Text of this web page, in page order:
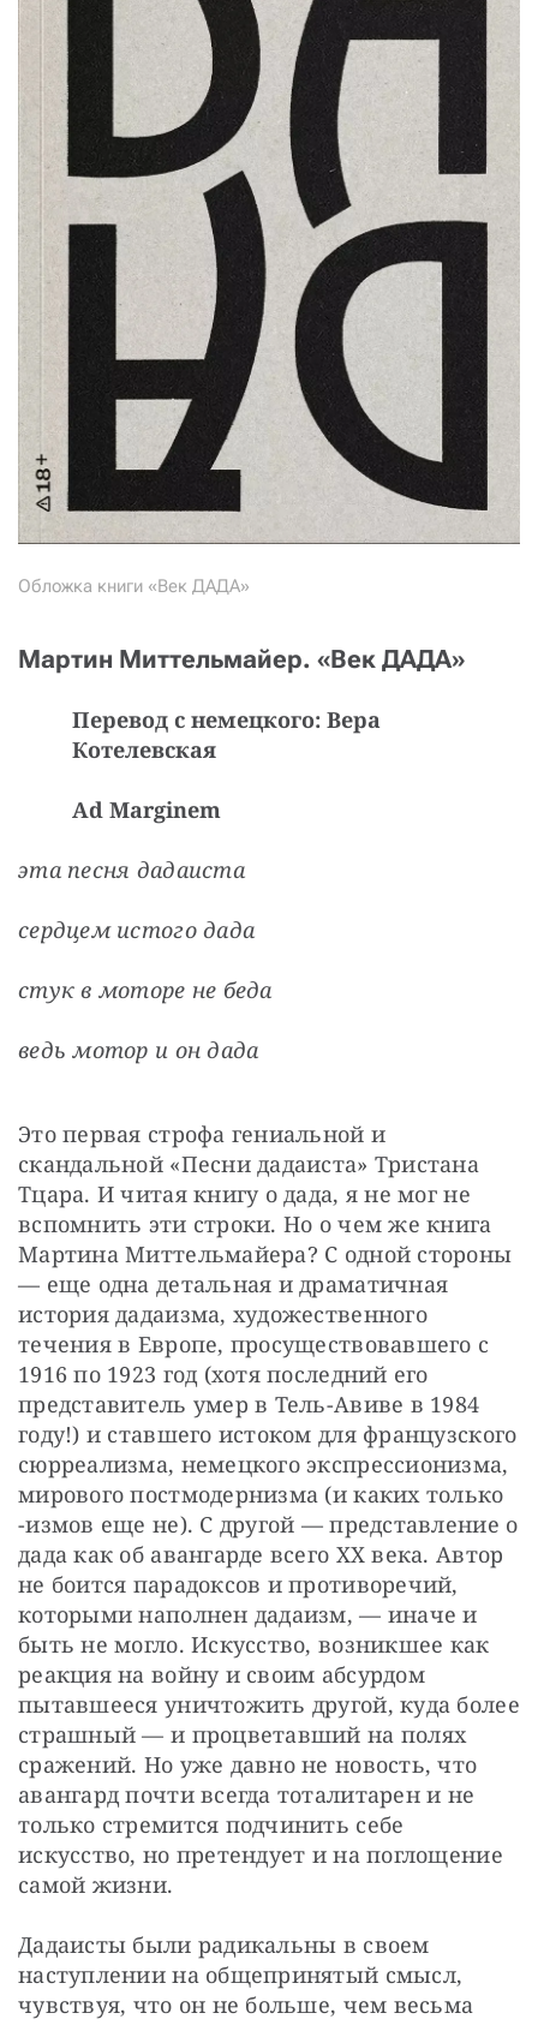
Обложка книги «Век ДАДА»
Мартин Миттельмайер. «Век ДАДА»
Перевод с немецкого: Вера
Котелевская
Ad Marginem
эта песня дадаиста
сердцем истого дада
стук в моторе не беда
ведь мотор и он дада
Это первая строфа гениальной и
скандальной «Песни дадаиста» Тристана
Тцара. И читая книгу о дада, я не мог не
вспомнить эти строки. Но о чем же книга
Мартина Миттельмайера? С одной стороны
— еще одна детальная и драматичная
история дадаизма, художественного
течения в Европе, просуществовавшего с
1916 по 1923 год (хотя последний его
представитель умер в Тель-Авиве в 1984
году!) и ставшего истоком для французского
сюрреализма, немецкого экспрессионизма,
мирового постмодернизма (и каких только
-измов еще не). С другой — представление о
дада как об авангарде всего XX века. Автор
не боится парадоксов и противоречий,
которыми наполнен дадаизм, — иначе и
быть не могло. Искусство, возникшее как
реакция на войну и своим абсурдом
пытавшееся уничтожить другой, куда более
страшный — и процветавший на полях
сражений. Но уже давно не новость, что
авангард почти всегда тоталитарен и не
только стремится подчинить себе
искусство, но претендует и на поглощение
самой жизни.
Дадаисты были радикальны в своем
наступлении на общепринятый смысл,
чувствуя, что он не больше, чем весьма